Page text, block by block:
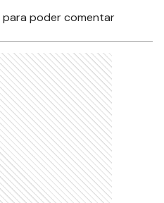
para poder comentar